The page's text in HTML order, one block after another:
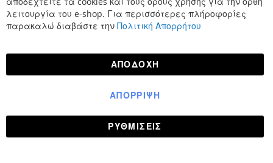
λειτουργία του e-shop. Για περισσότερες πλήροφορίες
παρακαλώ διαβάστε την Πολιτική Απορρήτου
ΑΠΟΔΟΧΉ
ΡΥΘΜΊΣΕΙΣ
ΑΠΌΡΡΙΨΗ